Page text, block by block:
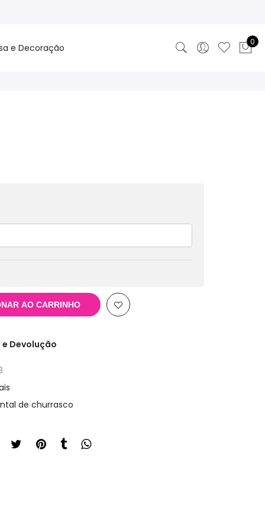
e Decoração
0
AO CARRINHO
Devolução
de churrasco